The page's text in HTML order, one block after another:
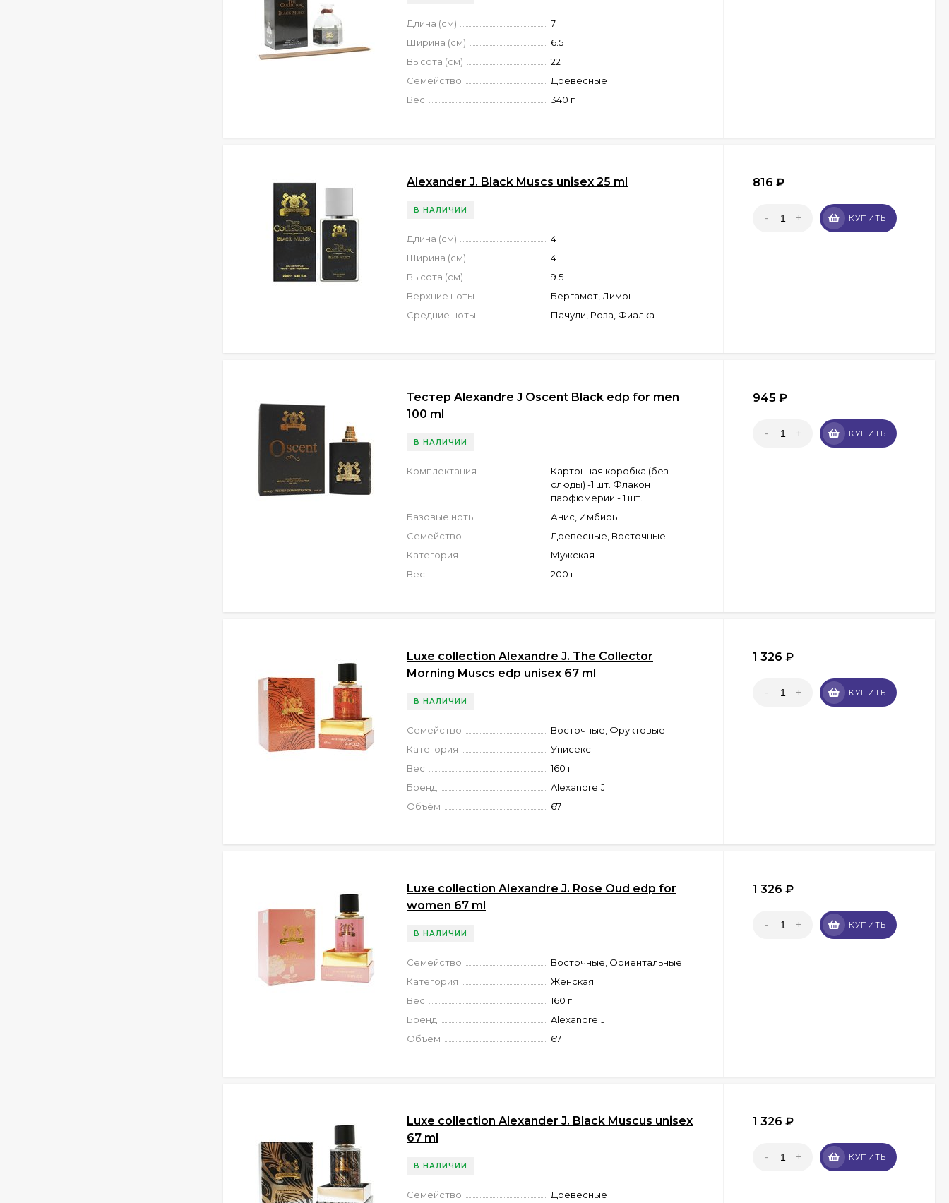
Длина (см)
7
Ширина (см)
6.5
Высота (см)
22
Семейство
Древесные
Вес
340 г
Alexander J. Black Muscs unisex 25 ml
В НАЛИЧИИ
Длина (см)
4
Ширина (см)
4
Высота (см)
9.5
Верхние ноты
Бергамот, Лимон
Средние ноты
Пачули, Роза, Фиалка
816 ₽
- + КУПИТЬ
Тестер Alexandre J Oscent Black edp for men
100 ml
В НАЛИЧИИ
Комплектация
Картонная коробка (без
слюды) -1 шт. Флакон
парфюмерии - 1 шт.
Базовые ноты
Анис, Имбирь
Семейство
Древесные, Восточные
Категория
Мужская
Вес
200 г
945 ₽
- + КУПИТЬ
Luxe collection Alexandre J. The Collector
Morning Muscs edp unisex 67 ml
В НАЛИЧИИ
Семейство
Восточные, Фруктовые
Категория
Унисекс
Вес
160 г
Бренд
Alexandre.J
Объём
67
1 326 ₽
- + КУПИТЬ
Luxe collection Alexandre J. Rose Oud edp for
women 67 ml
В НАЛИЧИИ
Семейство
Восточные, Ориентальные
Категория
Женская
Вес
160 г
Бренд
Alexandre.J
Объём
67
1 326 ₽
- + КУПИТЬ
Luxe collection Alexander J. Black Muscus unisex
67 ml
В НАЛИЧИИ
Семейство Древесные
1 326 ₽
- + КУПИТЬ